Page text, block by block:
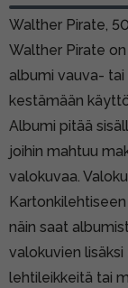
Walther Pirate,
Walther Pirate
albumi vauva-
kestämään
Albumi pitää
joihin mahtuu
valokuvaa.
näin saat
valokuvien lisäksi
lehtileikkeitä tai